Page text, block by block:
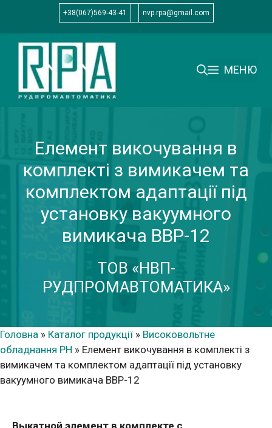
вмісту
+38(067)569-43-41 nvp.rpa@gmail.com
МЕНЮ
Елемент викочування в
комплекті з вимикачем та
комплектом адаптації під
установку вакуумного
вимикача ВВР-12
ТОВ «НВП-
РУДПРОМАВТОМАТИКА»
Головна » Каталог продукції » Високовольтне
обладнання РН » Елемент викочування в комплекті з
вимикачем та комплектом адаптації під установку
вакуумного вимикача ВВР-12
Выкатной элемент в комплекте с